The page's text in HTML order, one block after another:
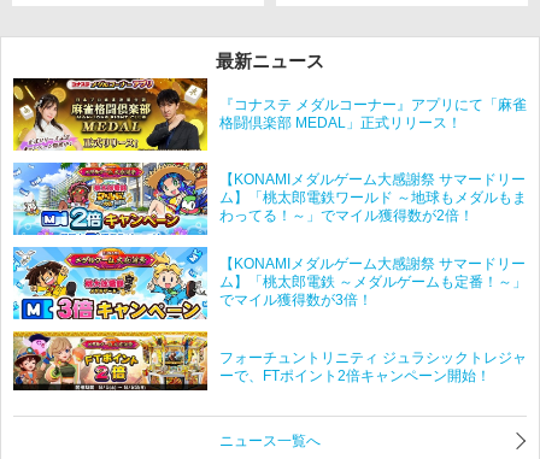
最新ニュース
『コナステ メダルコーナー』アプリにて「麻雀
格闘倶楽部 MEDAL」正式リリース！
【KONAMIメダルゲーム大感謝祭 サマードリー
ム】「桃太郎電鉄ワールド ～地球もメダルもま
わってる！～」でマイル獲得数が2倍！
【KONAMIメダルゲーム大感謝祭 サマードリー
ム】「桃太郎電鉄 ～メダルゲームも定番！～」
でマイル獲得数が3倍！
フォーチュントリニティ ジュラシックトレジャ
ーで、FTポイント2倍キャンペーン開始！
ニュース一覧へ